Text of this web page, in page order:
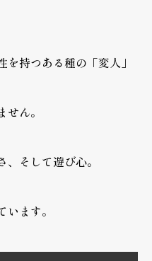
持つある種の「変人」
ん。
そして遊び心。
ます。